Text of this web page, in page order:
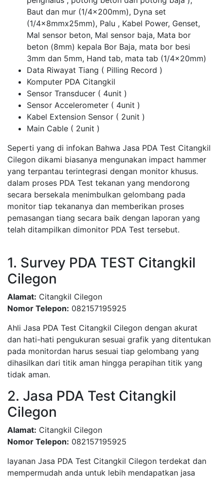
Baut dan mur (1/4x200mm), Dyna set
(1/4x8mmx25mm), Palu , Kabel Power, Genset,
Mal sensor beton, Mal sensor baja, Mata bor
beton (8mm) kepala Bor Baja, mata bor besi
3mm dan 5mm, Hand tab, mata tab (1/4x20mm)
Data Riwayat Tiang ( Pilling Record )
Komputer PDA Citangkil
Sensor Transducer ( 4unit )
Sensor Accelerometer ( 4unit )
Kabel Extension Sensor ( 2unit )
Main Cable ( 2unit )
Seperti yang di infokan Bahwa Jasa PDA Test Citangkil
Cilegon dikami biasanya mengunakan impact hammer
yang terpantau terintegrasi dengan monitor khusus.
dalam proses PDA Test tekanan yang mendorong
secara bersekala menimbulkan gelombang pada
monitor tiap tekananya dan memberikan proses
pemasangan tiang secara baik dengan laporan yang
telah ditampilkan dimonitor PDA Test tersebut.
1. Survey PDA TEST Citangkil
Cilegon
Alamat: Citangkil Cilegon
Nomor Telepon: 082157195925
Ahli Jasa PDA Test Citangkil Cilegon dengan akurat
dan hati-hati pengukuran sesuai grafik yang ditentukan
pada monitordan harus sesuai tiap gelombang yang
dihasilkan dari titik aman hingga perapihan titik yang
tidak aman.
2. Jasa PDA Test Citangkil
Cilegon
Alamat: Citangkil Cilegon
Nomor Telepon: 082157195925
layanan Jasa PDA Test Citangkil Cilegon terdekat dan
mempermudah anda untuk lebih mendapatkan jasa